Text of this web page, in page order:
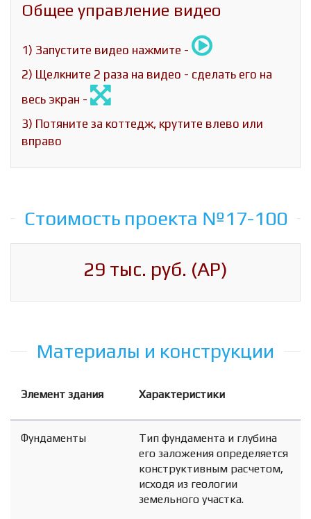
Общее управление видео
1) Запустите видео нажмите -
2) Щелкните 2 раза на видео - сделать его на
весь экран -
3) Потяните за коттедж, крутите влево или
вправо
Стоимость проекта №17-100
29 тыс. руб. (АР)
Материалы и конструкции
Элемент здания Характеристики
Фундаменты
Тип фундамента и глубина
его заложения определяется
конструктивным расчетом,
исходя из геологии
земельного участка.